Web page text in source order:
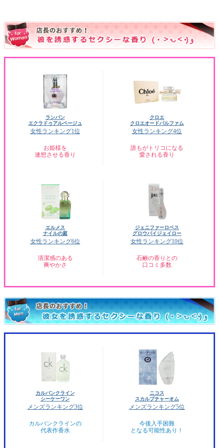
ランバン
エクラドゥアルページュ
女性ランキング1位
お姫様を
連想させる香り
クロエ
クロエオードパルファム
女性ランキング4位
誰もがトリコになる
愛される香り
エルメス
ナイルの庭
女性ランキング6位
清潔感のある
爽やかさ
ジェニファーロペス
グロウバイジェイロー
女性ランキング10位
石鹸の香りとの
口コミ多数
カルバンクライン
シーケーワン
メンズランキング3位
カルバンクラインの
代表作香水
ニコス
スカルプチャーオム
メンズランキング5位
今後入手困難
となる可能性あり！